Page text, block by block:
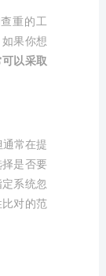
重的工
果你想
以采取
常在提
是否要
系统忽
对的范